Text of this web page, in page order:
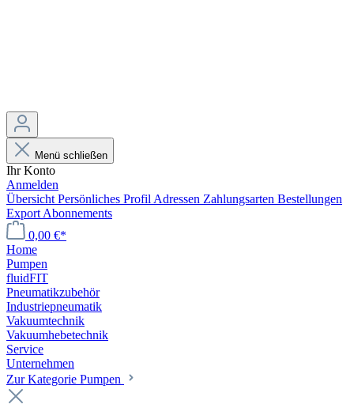
Menü schließen
Ihr Konto
Anmelden
Übersicht Persönliches Profil Adressen Zahlungsarten Bestellungen
Export Abonnements
0,00 €*
Home
Pumpen
fluidFIT
Pneumatikzubehör
Industriepneumatik
Vakuumtechnik
Vakuumhebetechnik
Service
Unternehmen
Zur Kategorie Pumpen